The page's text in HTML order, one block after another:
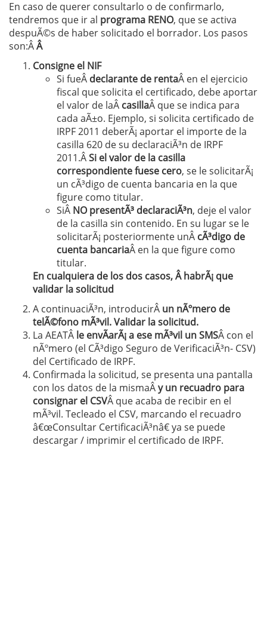
En caso de querer consultarlo o de confirmarlo,
tendremos que ir al programa RENO, que se activa
despuÃ©s de haber solicitado el borrador. Los pasos
son:ÂÂ
Consigne el NIF
Si fueÂ declarante de rentaÂ en el ejercicio
fiscal que solicita el certificado, debe aportar
el valor de laÂ casillaÂ que se indica para
cada aÃ±o. Ejemplo, si solicita certificado de
IRPF 2011 deberÃ¡ aportar el importe de la
casilla 620 de su declaraciÃ³n de IRPF
2011.ÂSi el valor de la casilla
correspondiente fuese cero, se le solicitarÃ¡
un cÃ³digo de cuenta bancaria en la que
figure como titular.
SiÂ NO presentÃ³ declaraciÃ³n, deje el valor
de la casilla sin contenido. En su lugar se le
solicitarÃ¡ posteriormente unÂ cÃ³digo de
cuenta bancariaÂ en la que figure como
titular.
En cualquiera de los dos casos, Â habrÃ¡ que
validar la solicitud
A continuaciÃ³n, introducirÂ un nÃºmero de
telÃ©fono mÃ³vil. Validar la solicitud.
La AEATÂ le envÃ­arÃ¡ a ese mÃ³vil un SMSÂ con el
nÃºmero (el CÃ³digo Seguro de VerificaciÃ³n- CSV)
del Certificado de IRPF.
Confirmada la solicitud, se presenta una pantalla
con los datos de la mismaÂy un recuadro para
consignar el CSVÂ que acaba de recibir en el
mÃ³vil. Tecleado el CSV, marcando el recuadro
â€œConsultar CertificaciÃ³nâ€ ya se puede
descargar / imprimir el certificado de IRPF.